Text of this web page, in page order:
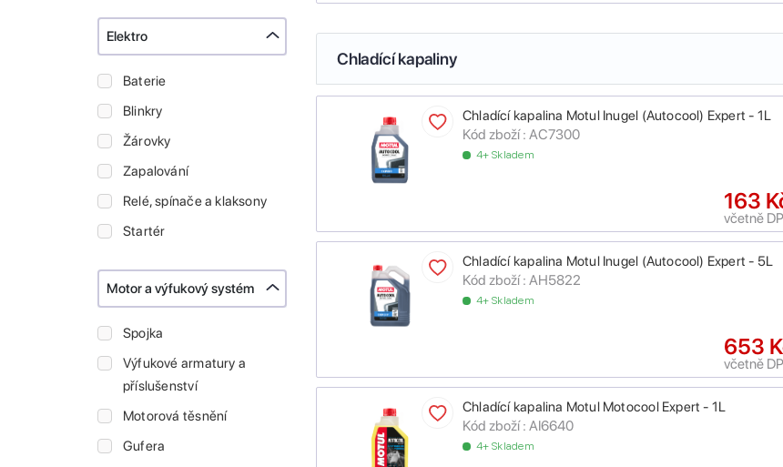
Elektro
Baterie
Blinkry
Žárovky
Zapalování
Relé, spínače a klaksony
Startér
Motor a výfukový systém
Spojka
Výfukové armatury a
příslušenství
Motorová těsnění
Gufera
Chladící kapaliny
Chladící kapalina Motul Inugel (Autocool) Expert - 1L
Kód zboží : AC7300
4+ Skladem
163
včetně
Chladící kapalina Motul Inugel (Autocool) Expert - 5L
Kód zboží : AH5822
4+ Skladem
653
včetně
Chladící kapalina Motul Motocool Expert - 1L
Kód zboží : AI6640
4+ Skladem